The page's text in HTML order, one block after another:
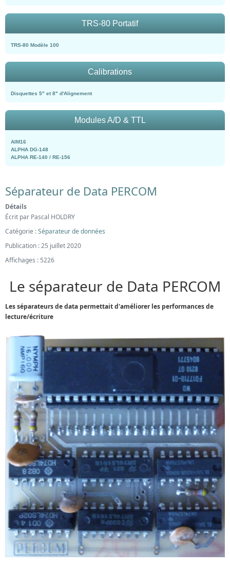
TRS-80 Portatif
TRS-80 Modèle 100
Calibrations
Disquettes 5" et 8" d'Alignement
Modules A/D & TTL
AIM16
ALPHA DG-148
ALPHA RE-140 / RE-156
Séparateur de Data PERCOM
Détails
Écrit par Pascal HOLDRY
Catégorie :Séparateur de données
Publication : 25 juillet 2020
Affichages : 5226
Le séparateur de Data PERCOM
Les séparateurs de data permettait d'améliorer les performances de
lecture/écriture